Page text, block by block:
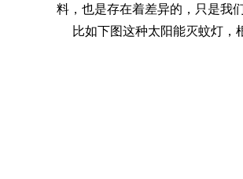
料，也是存在着差异的，只是我
比如下图这种太阳能灭蚊灯，